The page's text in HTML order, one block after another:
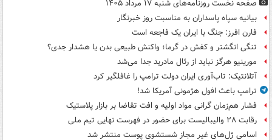
صفحه نخست روزنامه‌های شنبه ۱۷ مرداد ۱۴۰۵
بیانیه سپاه پاسداران به مناسبت روز خبرنگار
فارن افرز: جنگ با ایران یک فاجعه است
تنگی انگشتر و کفش در گرما؛ واکنش طبیعی بدن یا هشدار جدی؟
مورینیو هرگز نباید از رئال مادرید جدا می‌شد
آتلانتیک: تاب‌آوری ایران دولت ترامپ را غافلگیر کرد
ترامپ باعث افول هژمونی آمریکا شد!
فشار هم‌زمان گرانی مواد اولیه و افت تقاضا بر بازار پلاستیک
رقابت ۲۸ والیبالیست برای حضور در فهرست نهایی تیم ملی
اسامی ژل‌های غیر مجاز شستشوی پوست منتشر شد